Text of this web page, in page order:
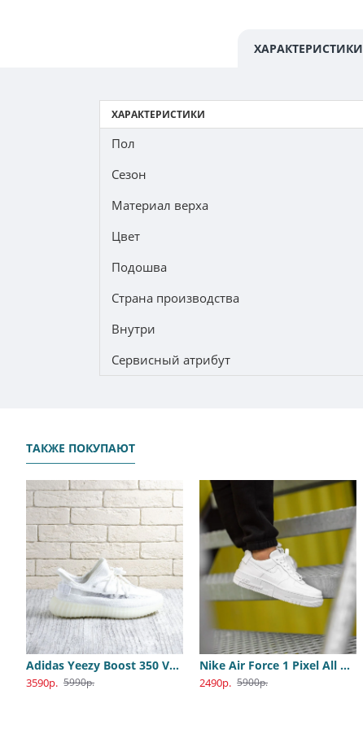
ХАРАКТЕРИСТИКИ
ХАРАКТЕРИСТИКИ
Пол
Сезон
Материал верха
Цвет
Подошва
Страна производства
Внутри
Сервисный атрибут
ТАКЖЕ ПОКУПАЮТ
Adidas Yeezy Boost 350 V2 White
3590р. 5990р.
Nike Air Force 1 Pixel All White
2490р. 5900р.
Adidas PureBoost All White
2400р. 8900р.
Nike Jordan 1 Travis Olive
4400р. 8800р.